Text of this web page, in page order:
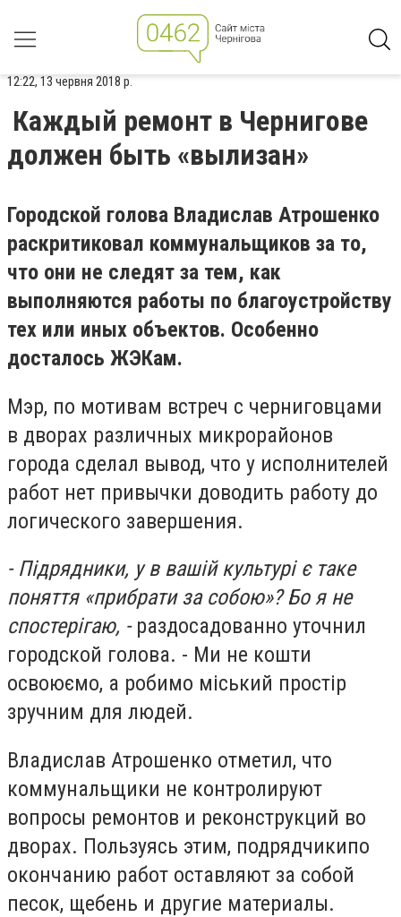
12:22, 13 червня 2018 р.
Каждый ремонт в Чернигове
должен быть «вылизан»
Городской голова Владислав Атрошенко
раскритиковал коммунальщиков за то,
что они не следят за тем, как
выполняются работы по благоустройству
тех или иных объектов. Особенно
досталось ЖЭКам.
Мэр, по мотивам встреч с черниговцами
в дворах различных микрорайонов
города сделал вывод, что у исполнителей
работ нет привычки доводить работу до
логического завершения.
- Підрядники, у в вашій культурі є таке
поняття «прибрати за собою»? Бо я не
спостерігаю, -раздосадованно уточнил
городской голова. - Ми не кошти
освоюємо, а робимо міський простір
зручним для людей.
Владислав Атрошенко отметил, что
коммунальщики не контролируют
вопросы ремонтов и реконструкций во
дворах. Пользуясь этим, подрядчикипо
окончанию работ оставляют за собой
песок, щебень и другие материалы.